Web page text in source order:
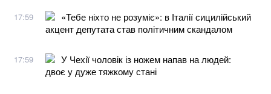
17:59
«Тебе ніхто не розуміє»: в Італії сицилійський
акцент депутата став політичним скандалом
17:59
У Чехії чоловік із ножем напав на людей:
двоє у дуже тяжкому стані